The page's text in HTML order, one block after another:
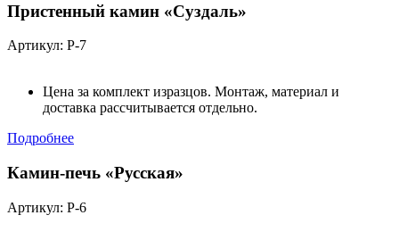
Пристенный камин «Суздаль»
Артикул: Р-7
Цена за комплект изразцов. Монтаж, материал и
доставка рассчитывается отдельно.
Подробнее
Камин-печь «Русская»
Артикул: Р-6